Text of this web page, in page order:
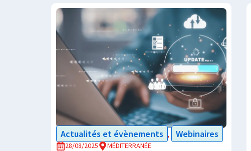
Actualités et évènements , Webinaires
28/08/2025 MÉDITERRANÉE